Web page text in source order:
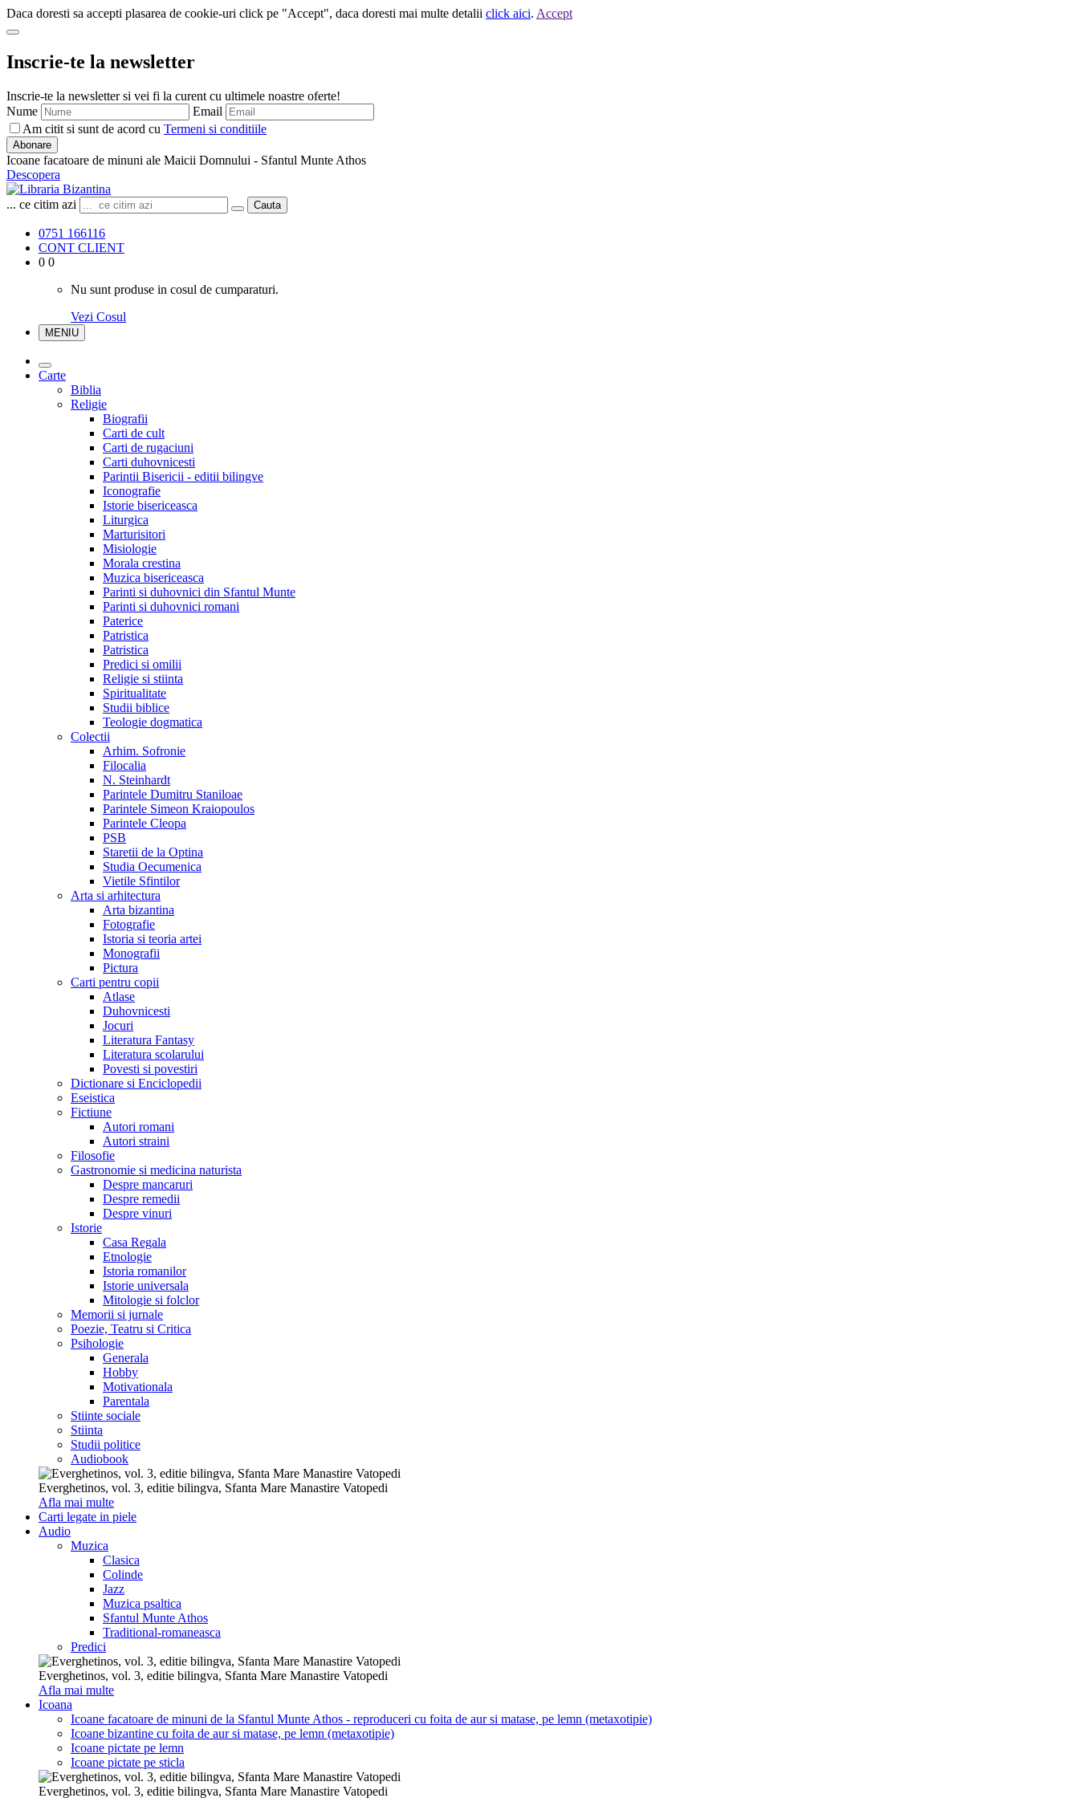
Daca doresti sa accepti plasarea de cookie-uri click pe "Accept", daca doresti mai multe detalii click aici. Accept
Inscrie-te la newsletter
Inscrie-te la newsletter si vei fi la curent cu ultimele noastre oferte!
Nume
Email
Am citit si sunt de acord cu Termeni si conditiile
Abonare
Icoane facatoare de minuni ale Maicii Domnului - Sfantul Munte Athos
Descopera
... ce citim azi Cauta
0751 166116
CONT CLIENT
0 0
Nu sunt produse in cosul de cumparaturi.
Vezi Cosul
MENIU
Carte
Biblia
Religie
Biografii
Carti de cult
Carti de rugaciuni
Carti duhovnicesti
Parintii Bisericii - editii bilingve
Iconografie
Istorie bisericeasca
Liturgica
Marturisitori
Misiologie
Morala crestina
Muzica bisericeasca
Parinti si duhovnici din Sfantul Munte
Parinti si duhovnici romani
Paterice
Patristica
Patristica
Predici si omilii
Religie si stiinta
Spiritualitate
Studii biblice
Teologie dogmatica
Colectii
Arhim. Sofronie
Filocalia
N. Steinhardt
Parintele Dumitru Staniloae
Parintele Simeon Kraiopoulos
Parintele Cleopa
PSB
Staretii de la Optina
Studia Oecumenica
Vietile Sfintilor
Arta si arhitectura
Arta bizantina
Fotografie
Istoria si teoria artei
Monografii
Pictura
Carti pentru copii
Atlase
Duhovnicesti
Jocuri
Literatura Fantasy
Literatura scolarului
Povesti si povestiri
Dictionare si Enciclopedii
Eseistica
Fictiune
Autori romani
Autori straini
Filosofie
Gastronomie si medicina naturista
Despre mancaruri
Despre remedii
Despre vinuri
Istorie
Casa Regala
Etnologie
Istoria romanilor
Istorie universala
Mitologie si folclor
Memorii si jurnale
Poezie, Teatru si Critica
Psihologie
Generala
Hobby
Motivationala
Parentala
Stiinte sociale
Stiinta
Studii politice
Audiobook
Everghetinos, vol. 3, editie bilingva, Sfanta Mare Manastire Vatopedi
Afla mai multe
Carti legate in piele
Audio
Muzica
Clasica
Colinde
Jazz
Muzica psaltica
Sfantul Munte Athos
Traditional-romaneasca
Predici
Everghetinos, vol. 3, editie bilingva, Sfanta Mare Manastire Vatopedi
Afla mai multe
Icoana
Icoane facatoare de minuni de la Sfantul Munte Athos - reproduceri cu foita de aur si matase, pe lemn (metaxotipie)
Icoane bizantine cu foita de aur si matase, pe lemn (metaxotipie)
Icoane pictate pe lemn
Icoane pictate pe sticla
Everghetinos, vol. 3, editie bilingva, Sfanta Mare Manastire Vatopedi